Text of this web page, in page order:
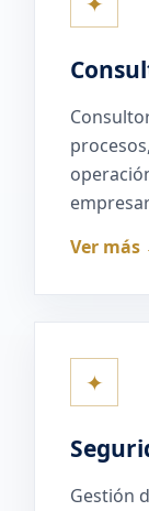
Ver más
✦
Gestión